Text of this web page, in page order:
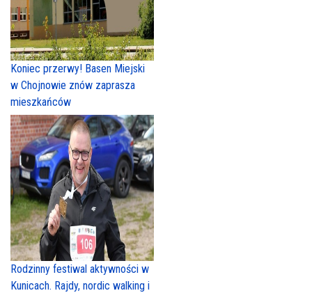
Koniec przerwy! Basen Miejski
w Chojnowie znów zaprasza
mieszkańców
Rodzinny festiwal aktywności w
Kunicach. Rajdy, nordic walking i